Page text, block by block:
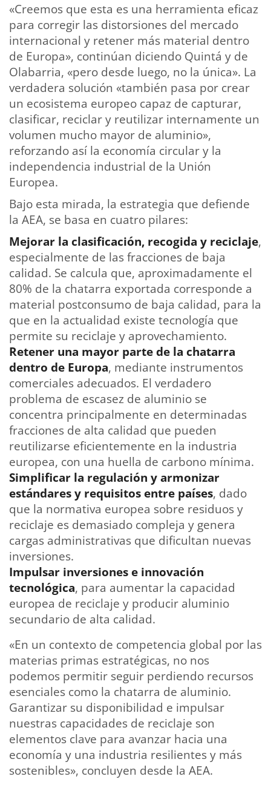
«Creemos que esta es una herramienta eficaz
para corregir las distorsiones del mercado
internacional y retener más material dentro
de Europa», continúan diciendo Quintá y de
Olabarria, «pero desde luego, no la única». La
verdadera solución «también pasa por crear
un ecosistema europeo capaz de capturar,
clasificar, reciclar y reutilizar internamente un
volumen mucho mayor de aluminio»,
reforzando así la economía circular y la
independencia industrial de la Unión
Europea.
Bajo esta mirada, la estrategia que defiende
la AEA, se basa en cuatro pilares:
Mejorar la clasificación, recogida y reciclaje,
especialmente de las fracciones de baja
calidad. Se calcula que, aproximadamente el
80% de la chatarra exportada corresponde a
material postconsumo de baja calidad, para la
que en la actualidad existe tecnología que
permite su reciclaje y aprovechamiento.
Retener una mayor parte de la chatarra
dentro de Europa, mediante instrumentos
comerciales adecuados. El verdadero
problema de escasez de aluminio se
concentra principalmente en determinadas
fracciones de alta calidad que pueden
reutilizarse eficientemente en la industria
europea, con una huella de carbono mínima.
Simplificar la regulación y armonizar
estándares y requisitos entre países, dado
que la normativa europea sobre residuos y
reciclaje es demasiado compleja y genera
cargas administrativas que dificultan nuevas
inversiones.
Impulsar inversiones e innovación
tecnológica, para aumentar la capacidad
europea de reciclaje y producir aluminio
secundario de alta calidad.
«En un contexto de competencia global por las
materias primas estratégicas, no nos
podemos permitir seguir perdiendo recursos
esenciales como la chatarra de aluminio.
Garantizar su disponibilidad e impulsar
nuestras capacidades de reciclaje son
elementos clave para avanzar hacia una
economía y una industria resilientes y más
sostenibles», concluyen desde la AEA.